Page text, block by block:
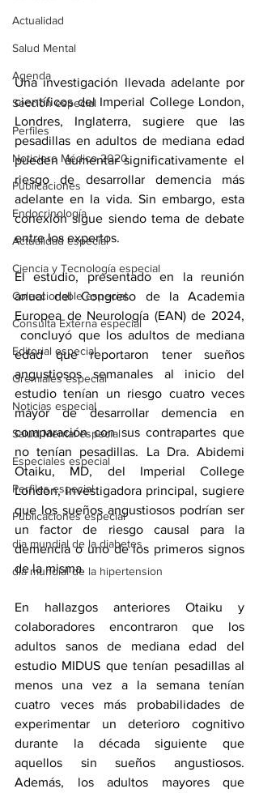
Actualidad
Salud Mental
Agenda
Sección especial
Perfiles
Noticiero Médico 2020
Publicaciones
Endocrinología
Actualidad especial
Ciencia y Tecnología especial
Coleccionable especial
Consulta Externa especial
Editorial especial
Gremiales especial
Noticias especial
Salud Mental especial
Especiales especial
Perfiles especial
Publicaciones especial
dia mundial de la diabetes
dia mundial de la hipertension
Una investigación llevada adelante por
científicos del Imperial College London,
Londres, Inglaterra, sugiere que las
pesadillas en adultos de mediana edad
pueden aumentar significativamente el
riesgo de desarrollar demencia más
adelante en la vida. Sin embargo, esta
conexión sigue siendo tema de debate
entre los expertos.
El estudio, presentado en la reunión
anual del Congreso de la Academia
Europea de Neurología (EAN) de 2024,
concluyó que los adultos de mediana
edad que reportaron tener sueños
angustiosos semanales al inicio del
estudio tenían un riesgo cuatro veces
mayor de desarrollar demencia en
comparación con sus contrapartes que
no tenían pesadillas. La Dra. Abidemi
Otaiku, MD, del Imperial College
London, investigadora principal, sugiere
que los sueños angustiosos podrían ser
un factor de riesgo causal para la
demencia o uno de los primeros signos
de la misma.
En hallazgos anteriores Otaiku y
colaboradores encontraron que los
adultos sanos de mediana edad del
estudio MIDUS que tenían pesadillas al
menos una vez a la semana tenían
cuatro veces más probabilidades de
experimentar un deterioro cognitivo
durante la década siguiente que
aquellos sin sueños angustiosos.
Además, los adultos mayores que